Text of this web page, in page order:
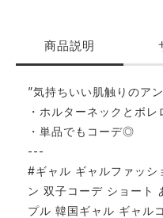
商品説明
”気持ちいい肌触りのア
・ホルターネックとボ
・単品でもコーデ◎
---
#ギャル ギャルファッシ
ン 双子コーデ ショート
プル 韓国ギャル ギャル